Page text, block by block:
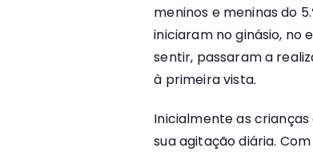
meninos e meninas do
iniciaram no ginásio, no
sentir, passaram a
à primeira vista.
Inicialmente as
sua agitação diária.